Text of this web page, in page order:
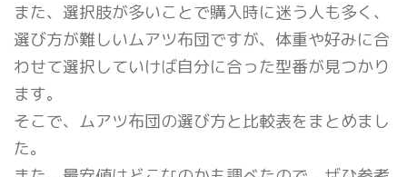
また、選択肢が多いことで購入時に迷う人も多く、
選び方が難しいムアツ布団ですが、体重や好みに合
わせて選択していけば自分に合った型番が見つかり
ます。
そこで、ムアツ布団の選び方と比較表をまとめまし
た。